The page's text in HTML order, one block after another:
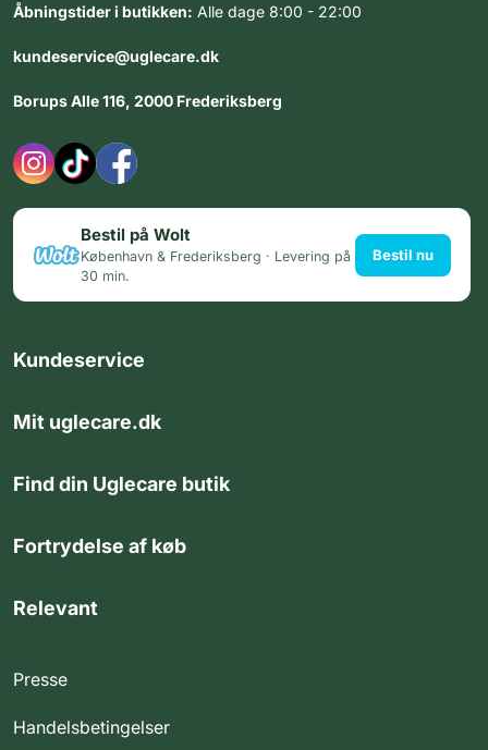
Åbningstider i butikken: Alle dage 8:00 - 22:00
kundeservice@uglecare.dk
Borups Alle 116, 2000 Frederiksberg
Bestil på Wolt
København & Frederiksberg · Levering på
30 min.
Bestil nu
Kundeservice
Mit uglecare.dk
Find din Uglecare butik
Fortrydelse af køb
Relevant
Presse
Handelsbetingelser